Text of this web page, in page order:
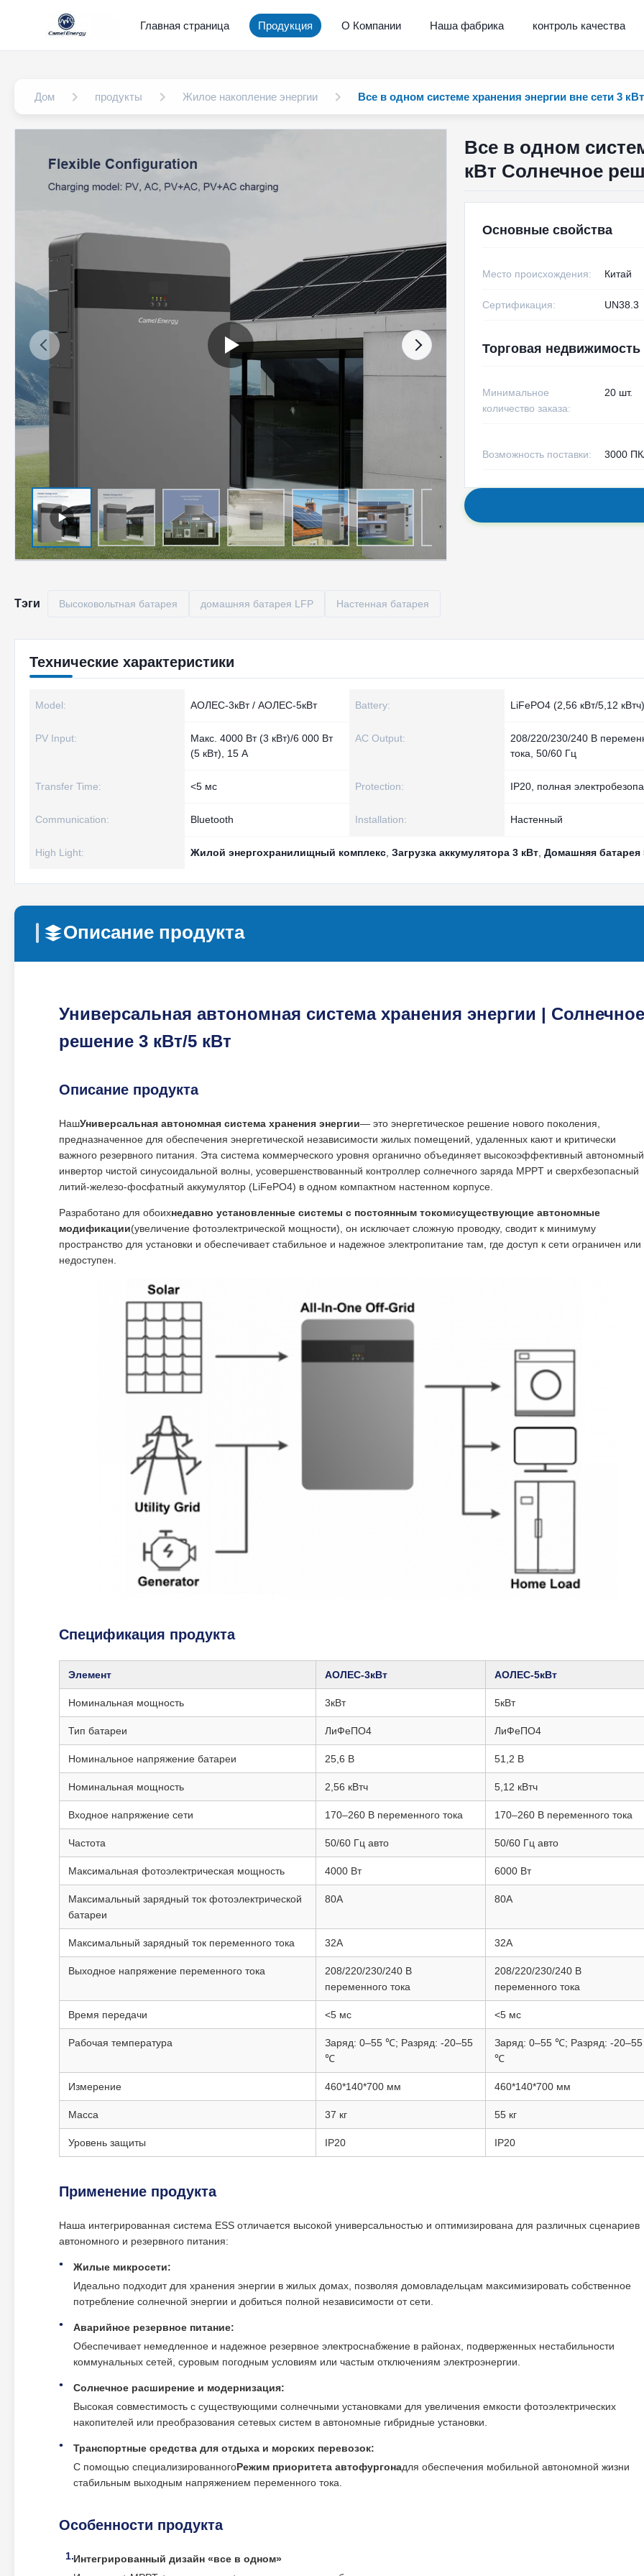
Главная страница Продукция О Компании Наша фабрика контроль качества
Дом продукты Жилое накопление энергии Все в одном системе хранения энергии вне сети 3
Все в одном
кВт Солнечное
Основные свойства
Место происхождения: Китай
Сертификация: UN38.3
Торговая недвижимость
Минимальное
количество заказа:
20 шт.
Возможность поставки: 3000
Тэги Высоковольтная батарея домашняя батарея LFP Настенная батарея
Технические характеристики
Model: АОЛЕС‑3кВт / АОЛЕС‑5кВт Battery: LiFePO4 (2,56 кВт/5,12 кВтч)
PV Input:
Макс. 4000 Вт (3 кВт)/6 000 Вт
(5 кВт), 15 А
AC Output:
208/220/230/240 В
тока, 50/60 Гц
Transfer Time: <5 мс Protection: IP20, полная
Communication: Bluetooth Installation: Настенный
High Light: Жилой энергохранилищный комплекс Загрузка аккумулятора 3 кВт Домашняя батарея
Описание продукта
Универсальная автономная система хранения энергии | Солнечное
решение 3 кВт/5 кВт
Описание продукта
НашУниверсальная автономная система хранения энергии— это энергетическое решение нового поколения,
предназначенное для обеспечения энергетической независимости жилых помещений, удаленных кают и критически
важного резервного питания. Эта система коммерческого уровня органично объединяет высокоэффективный автономный
инвертор чистой синусоидальной волны, усовершенствованный контроллер солнечного заряда MPPT и сверхбезопасный
литий-железо-фосфатный аккумулятор (LiFePO4) в одном компактном настенном корпусе.
Разработано для обоихнедавно установленные системы с постоянным токомисуществующие автономные
модификации(увеличение фотоэлектрической мощности), он исключает сложную проводку, сводит к минимуму
пространство для установки и обеспечивает стабильное и надежное электропитание там, где доступ к сети ограничен или
недоступен.
Спецификация продукта
Элемент АОЛЕС‑3кВт АОЛЕС‑5кВт
Номинальная мощность 3кВт 5кВт
Тип батареи ЛиФеПО4 ЛиФеПО4
Номинальное напряжение батареи 25,6 В 51,2 В
Номинальная мощность 2,56 кВтч 5,12 кВтч
Входное напряжение сети 170–260 В переменного тока 170–260 В переменного тока
Частота 50/60 Гц авто 50/60 Гц авто
Максимальная фотоэлектрическая мощность 4000 Вт 6000 Вт
Максимальный зарядный ток фотоэлектрической
батареи
80А 80А
Максимальный зарядный ток переменного тока 32А 32А
Выходное напряжение переменного тока
208/220/230/240 В
переменного тока
208/220/230/240 В
переменного тока
Время передачи <5 мс <5 мс
Рабочая температура
Заряд: 0–55 ℃; Разряд: -20–55
℃
Заряд: 0–55 ℃; Разряд: -20–55
℃
Измерение 460*140*700 мм 460*140*700 мм
Масса 37 кг 55 кг
Уровень защиты IP20 IP20
Применение продукта
Наша интегрированная система ESS отличается высокой универсальностью и оптимизирована для различных сценариев
автономного и резервного питания:
Жилые микросети:
Идеально подходит для хранения энергии в жилых домах, позволяя домовладельцам максимизировать собственное
потребление солнечной энергии и добиться полной независимости от сети.
Аварийное резервное питание:
Обеспечивает немедленное и надежное резервное электроснабжение в районах, подверженных нестабильности
коммунальных сетей, суровым погодным условиям или частым отключениям электроэнергии.
Солнечное расширение и модернизация:
Высокая совместимость с существующими солнечными установками для увеличения емкости фотоэлектрических
накопителей или преобразования сетевых систем в автономные гибридные установки.
Транспортные средства для отдыха и морских перевозок:
С помощью специализированногоРежим приоритета автофургонадля обеспечения мобильной автономной жизни
стабильным выходным напряжением переменного тока.
Особенности продукта
Интегрированный дизайн «все в одном»